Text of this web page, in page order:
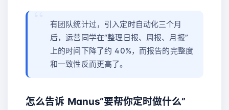
有团队统计过，引入定时自动化三个月
后，运营同学在“整理日报、周报、月报”
上的时间下降了约 40%，而报告的完整度
和一致性反而更高了。
怎么告诉 Manus“要帮你定时做什么”